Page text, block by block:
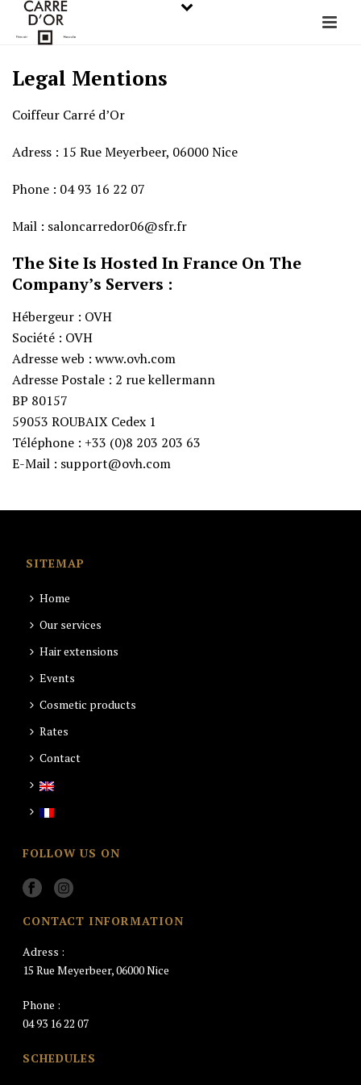
Legal Mentions
Coiffeur Carré d’Or
Adress : 15 Rue Meyerbeer, 06000 Nice
Phone : 04 93 16 22 07
Mail : saloncarredor06@sfr.fr
The Site Is Hosted In France On The
Company’s Servers :
Hébergeur : OVH
Société : OVH
Adresse web : www.ovh.com
Adresse Postale : 2 rue kellermann
BP 80157
59053 ROUBAIX Cedex 1
Téléphone : +33 (0)8 203 203 63
E-Mail : support@ovh.com
SITEMAP
Home
Our services
Hair extensions
Events
Cosmetic products
Rates
Contact
FOLLOW US ON
CONTACT INFORMATION
Adress :
15 Rue Meyerbeer, 06000 Nice
Phone :
04 93 16 22 07
SCHEDULES